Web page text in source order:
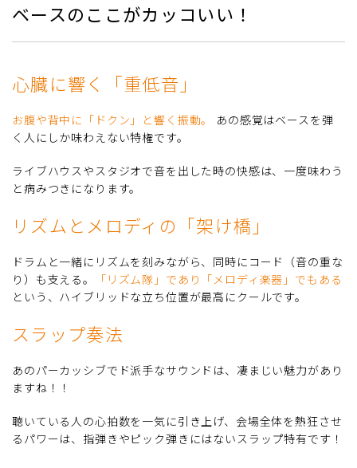
ベースのここがカッコいい！
心臓に響く「重低音」
お腹や背中に「ドクン」と響く振動。
あの感覚はベースを弾
く人にしか味わえない特権です。
ライブハウスやスタジオで音を出した時の快感は、一度味わう
と病みつきになります。
リズムとメロディの「架け橋」
ドラムと一緒にリズムを刻みながら、同時にコード（音の重な
り）も支える。
「リズム隊」であり「メロディ楽器」でもある
という、ハイブリッドな立ち位置が最高にクールです。
スラップ奏法
あのパーカッシブでド派手なサウンドは、凄まじい魅力があり
ますね！！
聴いている人の心拍数を一気に引き上げ、会場全体を熱狂させ
るパワーは、指弾きやピック弾きにはないスラップ特有です！